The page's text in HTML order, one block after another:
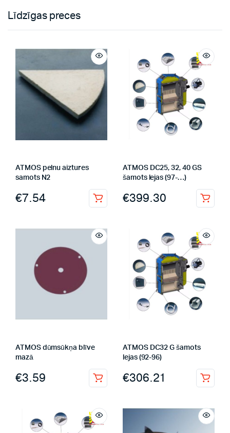
Līdzīgas preces
ATMOS pelnu aiztures
samots N2
€7.54
ATMOS DC25, 32, 40 GS
šamots lejas (97-…)
€399.30
ATMOS dūmsūkņa blīve
mazā
€3.59
ATMOS DC32 G šamots
lejas (92-96)
€306.21